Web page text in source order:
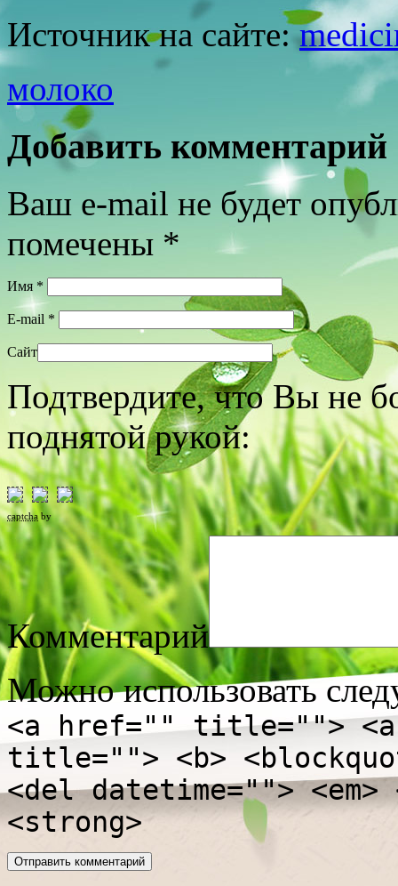
Источник на сайте:
молоко
Добавить комментарий
Ваш e-mail не будет
помечены *
Имя *
E-mail *
Сайт
Подтвердите, что Вы не
поднятой рукой:
captcha by
Комментарий
Можно использовать
<a href="" title="">
title=""> <b>
<del datetime="">
<strong>